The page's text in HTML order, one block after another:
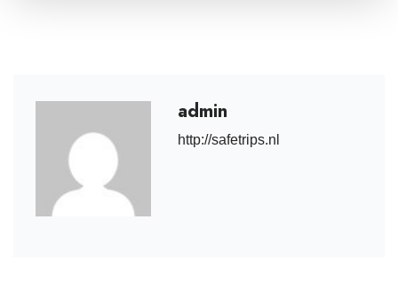
admin
http://safetrips.nl